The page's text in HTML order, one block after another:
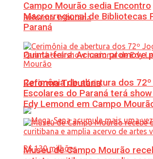
Quinta-feira: Acicam promove
Reforma Tributária
Campo Mourão sedia Encontro
Macrorregional de Bibliotecas
Paraná
Cerimônia de abertura dos
Escolares do Paraná terá
Edy Lemond em Campo
Museu de Campo Mourão